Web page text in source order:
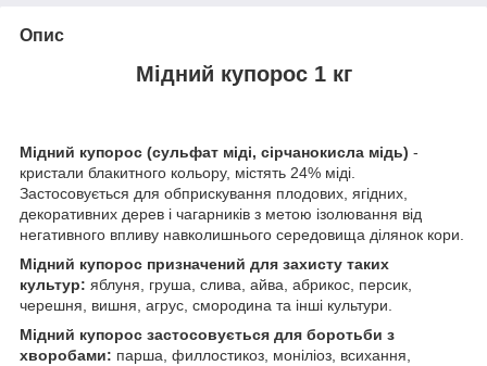
Опис
Мідний купорос 1 кг
Мідний купорос (сульфат міді, сірчанокисла мідь) -
кристали блакитного кольору, містять 24% міді.
Застосовується для обприскування плодових, ягідних,
декоративних дерев і чагарників з метою ізолювання від
негативного впливу навколишнього середовища ділянок кори.
Мідний купорос призначений для захисту таких
культур: яблуня, груша, слива, айва, абрикос, персик,
черешня, вишня, агрус, смородина та інші культури.
Мідний купорос застосовується для боротьби з
хворобами: парша, филлостикоз, моніліоз, всихання,